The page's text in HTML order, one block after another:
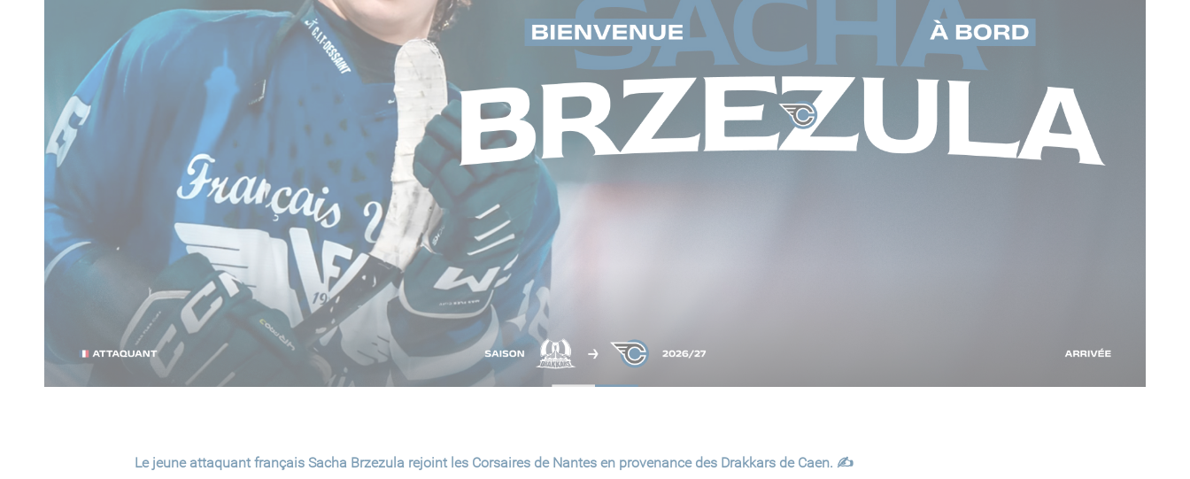
Le jeune attaquant français Sacha Brzezula rejoint les Corsaires de Nantes en provenance des Drakkars de Caen. ✍️